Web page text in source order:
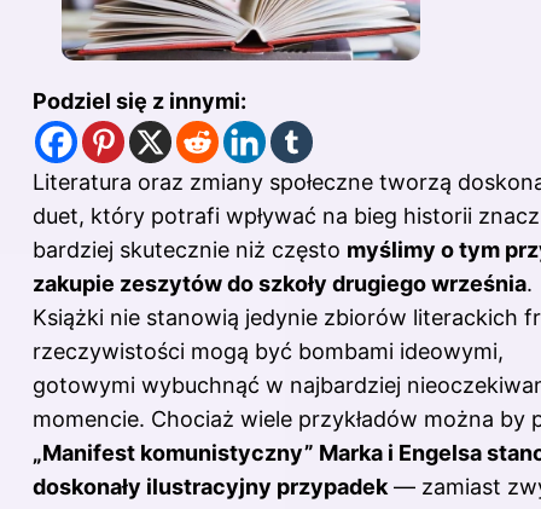
Podziel się z innymi:
Literatura oraz zmiany społeczne tworzą
duet, który potrafi wpływać na bieg historii
bardziej skutecznie niż często myślimy o tym
zakupie zeszytów do szkoły drugiego września.
Książki nie stanowią jedynie zbiorów literackich
rzeczywistości mogą być bombami ideowymi,
gotowymi wybuchnąć w najbardziej
momencie. Chociaż wiele przykładów można by
„Manifest komunistyczny” Marka i Engelsa
doskonały ilustracyjny przypadek — zamiast